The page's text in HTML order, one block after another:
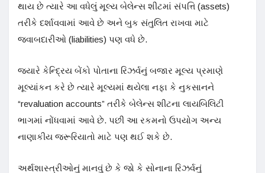
થાય છે ત્યારે આ વધેલું મૂલ્ય બેલેન્સ શીટમાં સંપત્તિ (assets)
તરીકે દર્શાવવામાં આવે છે અને બુક સંતુલિત રાખવા માટે
જવાબદારીઓ (liabilities) પણ વધે છે.
જ્યારે કેન્દ્રિય બેંકો પોતાના રિઝર્વનું બજાર મૂલ્ય પ્રમાણે
મૂલ્યાંકન કરે છે ત્યારે મૂલ્યમાં થયેલા નફા કે નુકસાનને
“revaluation accounts” તરીકે બેલેન્સ શીટના લાયબિલિટી
ભાગમાં નોંધવામાં આવે છે. પછી આ રકમનો ઉપયોગ અન્ય
નાણાકીય જરૂરિયાતો માટે પણ થઈ શકે છે.
અર્થશાસ્ત્રીઓનું માનવું છે કે જો કે સોનાના રિઝર્વનું